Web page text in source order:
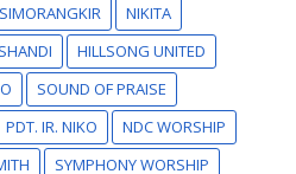
NIKITA
HILLSONG UNITED
SOUND OF PRAISE
PDT. IR. NIKO
NDC WORSHIP
SYMPHONY WORSHIP